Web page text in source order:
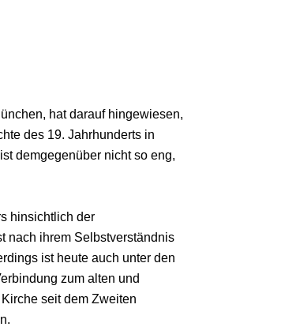
hat darauf hingewiesen,
des 19. Jahrhunderts in
demgegenüber nicht so eng,
hinsichtlich der
nach ihrem Selbstverständnis
ist heute auch unter den
zum alten und
seit dem Zweiten